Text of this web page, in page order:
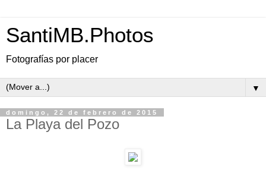
SantiMB.Photos
Fotografías por placer
▼
domingo, 22 de febrero de 2015
La Playa del Pozo